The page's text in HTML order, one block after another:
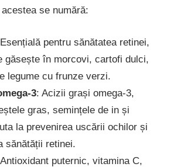
se numără:
pentru sănătatea retinei,
găsește în morcovi, cartofi dulci,
legume cu frunze verzi.
3: Acizii grași omega-3,
gras, semințele de in și
la prevenirea uscării ochilor și
sănătății retinei.
puternic, vitamina C,